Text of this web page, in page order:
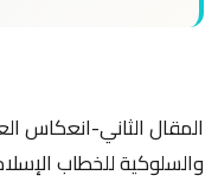
المقال الثاني-انعكاس
والسلوكية للخطاب